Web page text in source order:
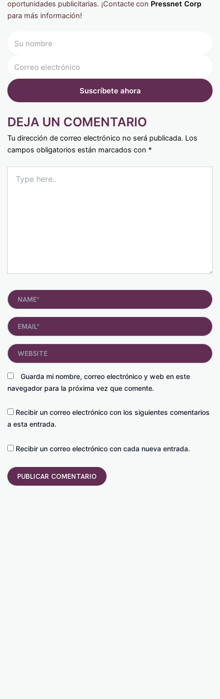
oportunidades publicitarias. ¡Contacte con Pressnet Corp
para más información!
DEJA UN COMENTARIO
Tu dirección de correo electrónico no será publicada. Los
campos obligatorios están marcados con *
here..
Name*
Email*
Guarda mi nombre, correo electrónico y web en este
navegador para la próxima vez que comente.
Website
Recibir un correo electrónico con los siguientes comentarios
a esta entrada.
Recibir un correo electrónico con cada nueva entrada.